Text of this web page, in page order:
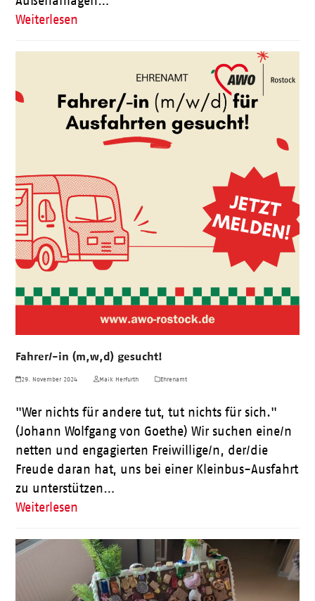
Weiterlesen
Fahrer/-in (m,w,d) gesucht!
29. November 2024 Maik Herfurth Ehrenamt
"Wer nichts für andere tut, tut nichts für sich."
(Johann Wolfgang von Goethe) Wir suchen eine/n
netten und engagierten Freiwillige/n, der/die
Freude daran hat, uns bei einer Kleinbus-Ausfahrt
zu unterstützen…
Weiterlesen